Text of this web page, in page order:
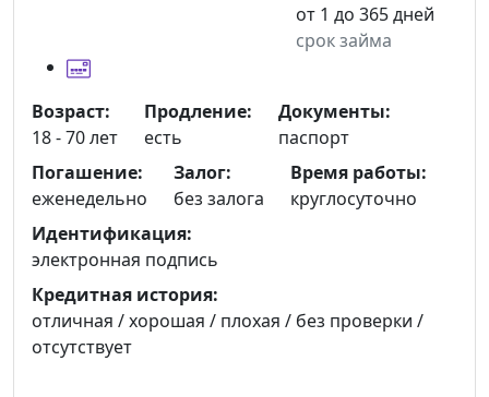
от 1 до 365 дней
срок займа
Возраст:
18 - 70 лет
Продление:
есть
Документы:
паспорт
Погашение:
еженедельно
Залог:
без залога
Время работы:
круглосуточно
Идентификация:
электронная подпись
Кредитная история:
отличная / хорошая / плохая / без проверки /
отсутствует